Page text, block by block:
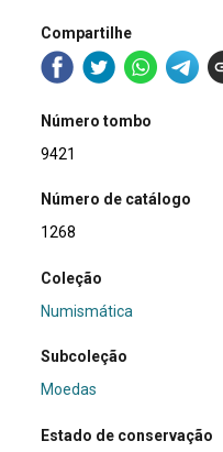
Compartilhe
Número tombo
9421
Número de catálogo
1268
Coleção
Numismática
Subcoleção
Moedas
Estado de conservação